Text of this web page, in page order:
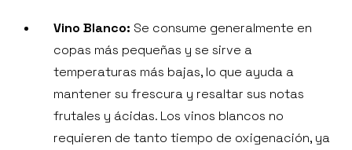
Vino Blanco: Se consume generalmente en
copas más pequeñas y se sirve a
temperaturas más bajas, lo que ayuda a
mantener su frescura y resaltar sus notas
frutales y ácidas. Los vinos blancos no
requieren de tanto tiempo de oxigenación, ya